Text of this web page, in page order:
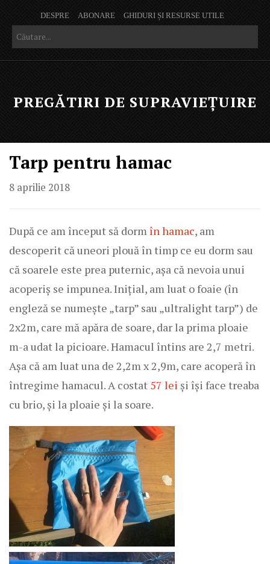
DESPRE ABONARE GHIDURI ȘI RESURSE UTILE
PREGĂTIRI DE SUPRAVIEȚUIRE
Tarp pentru hamac
8 aprilie 2018
După ce am început să dormîn hamac, am
descoperit că uneori plouă în timp ce eu dorm sau
că soarele este prea puternic, așa că nevoia unui
acoperiș se impunea. Inițial, am luat o foaie (în
engleză se numește „tarp” sau „ultralight tarp”) de
2x2m, care mă apăra de soare, dar la prima ploaie
m-a udat la picioare. Hamacul întins are 2,7 metri.
Așa că am luat una de 2,2m x 2,9m, care acoperă în
întregime hamacul. A costat 57 lei și își face treaba
cu brio, și la ploaie și la soare.